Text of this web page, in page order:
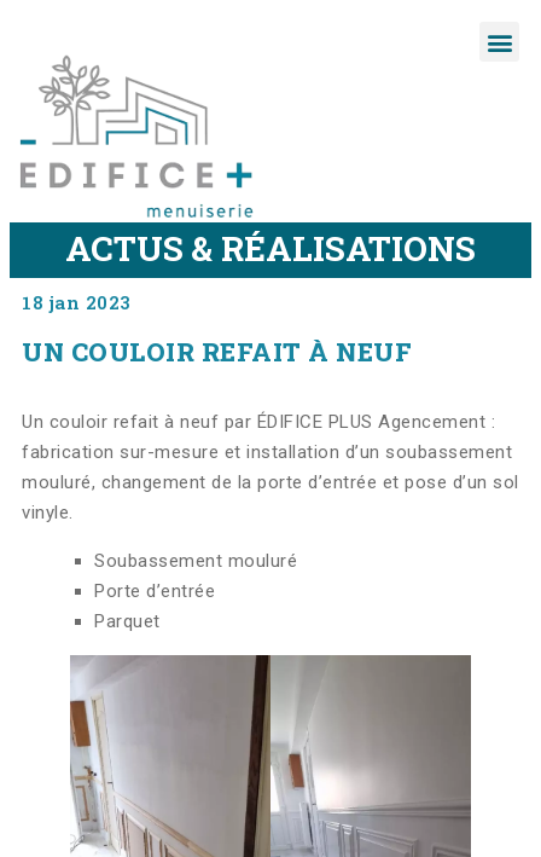
ACTUS & RÉALISATIONS
18 jan 2023
UN COULOIR REFAIT À NEUF
Un couloir refait à neuf par ÉDIFICE PLUS Agencement :
fabrication sur-mesure et installation d’un soubassement
mouluré, changement de la porte d’entrée et pose d’un sol
vinyle.
Soubassement mouluré
Porte d’entrée
Parquet